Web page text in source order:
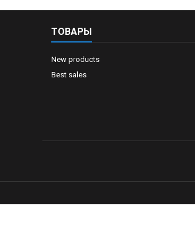
ТОВАРЫ
New products
Best sales